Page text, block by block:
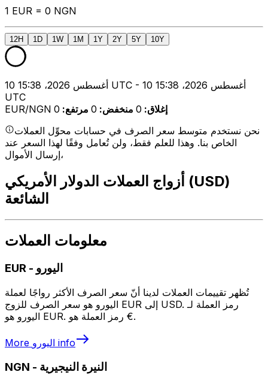
1 EUR = 0 NGN
12H 1D 1W 1M 1Y 2Y 5Y 10Y
10 أغسطس 2026، 15:38 UTC - 10 أغسطس 2026، 15:38
UTC
EUR/NGN
إغلاق:
0 منخفض:
0 مرتفع:
0
نحن نستخدم متوسط سعر الصرف في حسابات محوِّل العملات
الخاص بنا. وهذا للعلم فقط، ولن تُعامل وفقًا لهذا السعر عند
إرسال الأموال،
أزواج العملات الدولار الأمريكي (USD)
الشائعة
معلومات العملات
EUR - اليورو
تُظهر تقييمات العملات لدينا أنّ سعر الصرف الأكثر رواجًا لعملة
اليورو هو سعر الصرف للزوج EUR إلى USD. رمز العملة لـ
اليورو هو EUR. رمز العملة هو €.
More اليورو info
NGN - النيرة النيجيرية